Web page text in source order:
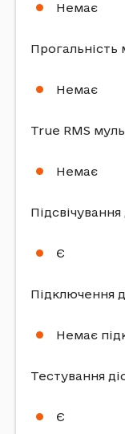
Немає
Прогальність
Немає
True RMS
Немає
Є
Підключення
Немає
Тестування
Є